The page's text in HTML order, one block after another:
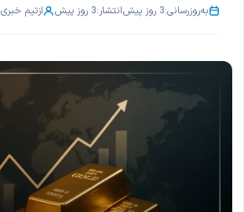
به‌روزرسانی:3 روز پیش انتشار:3 روز پیش ازتیم خبری